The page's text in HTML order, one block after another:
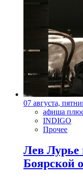
07 августа,
афиша
INDIGO
Прочее
Лев Лурье
Боярской